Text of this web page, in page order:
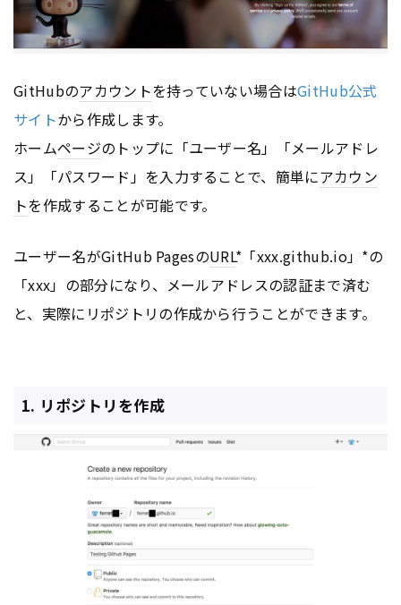
GitHubのアカウントを持っていない場合はGitHub公式
サイトから作成します。
ホームページのトップに「ユーザー名」「メールアドレ
ス」「パスワード」を入力することで、簡単にアカウン
トを作成することが可能です。
ユーザー名がGitHub PagesのURL*「xxx.github.io」*の
「xxx」の部分になり、メールアドレスの認証まで済む
と、実際にリポジトリの作成から行うことができます。
1. リポジトリを作成